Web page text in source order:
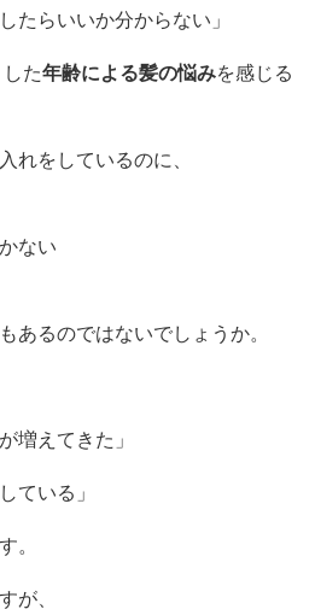
たらいいか分からない」
た年齢による髪の悩みを感じる
れをしているのに、
ない
あるのではないでしょうか。
増えてきた」
ている」
。
が、